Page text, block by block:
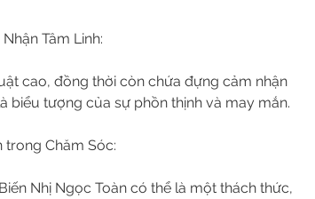
Tâm Linh:
cao, đồng thời còn chứa đựng cảm nhận
biểu tượng của sự phồn thịnh và may mắn.
trong Chăm Sóc:
Nhị Ngọc Toàn có thể là một thách thức,